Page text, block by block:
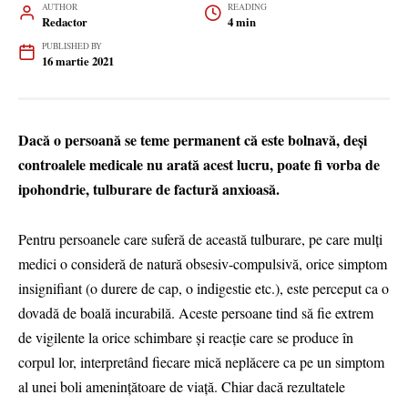
AUTHOR
Redactor
READING
4 min
PUBLISHED BY
16 martie 2021
Dacă o persoană se teme permanent că este bolnavă, deşi
controalele medicale nu arată acest lucru, poate fi vorba de
ipohondrie, tulburare de factură anxioasă.
Pentru persoanele care suferă de această tulburare, pe care mulţi
medici o consideră de natură obsesiv-compulsivă, orice simptom
insignifiant (o durere de cap, o indigestie etc.), este perceput ca o
dovadă de boală incurabilă. Aceste persoane tind să fie extrem
de vigilente la orice schimbare şi reacţie care se produce în
corpul lor, interpretând fiecare mică neplăcere ca pe un simptom
al unei boli ameninţătoare de viaţă. Chiar dacă rezultatele